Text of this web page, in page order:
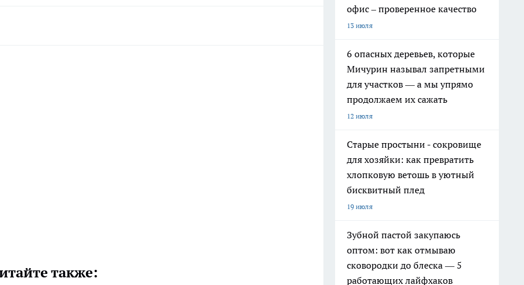
также:
офис – проверенное качество
13 июля
6 опасных деревьев, которые
Мичурин называл запретными
для участков — а мы упрямо
продолжаем их сажать
12 июля
Старые простыни - сокровище
для хозяйки: как превратить
хлопковую ветошь в уютный
бисквитный плед
19 июля
Зубной пастой закупаюсь
оптом: вот как отмываю
сковородки до блеска — 5
работающих лайфхаков